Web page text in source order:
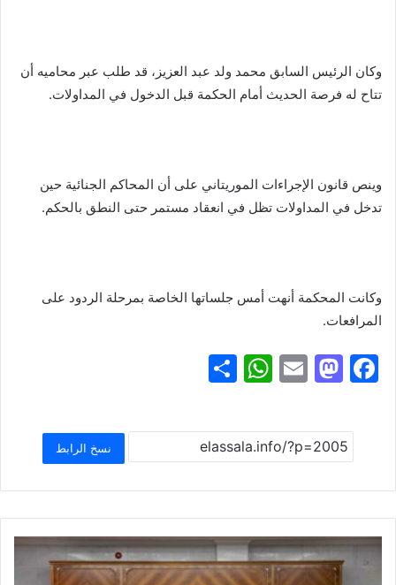
وكان الرئيس السابق محمد ولد عبد العزيز، قد طلب عبر محاميه أن
تتاح له فرصة الحديث أمام الحكمة قبل الدخول في المداولات.
وينص قانون الإجراءات الموريتاني على أن المحاكم الجنائية حين
تدخل في المداولات تظل في انعقاد مستمر حتى النطق بالحكم.
وكانت المحكمة أنهت أمس جلساتها الخاصة بمرحلة الردود على
المرافعات.
F
c
e
b
o
o
k
M
st
o
d
o
n
E
ai
l
W
at
s
A
p
p
ar
e
نسخ الرابط